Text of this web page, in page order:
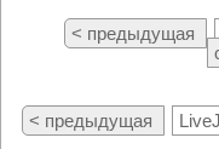
< предыдущая
< предыдущая